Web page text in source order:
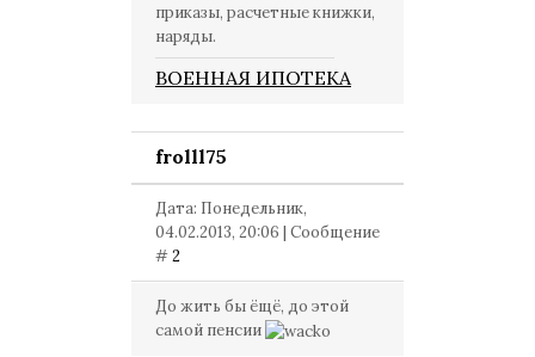
приказы, расчетные книжки,
наряды.
ВОЕННАЯ ИПОТЕКА
frolll75
Дата: Понедельник,
04.02.2013, 20:06 | Сообщение
#2
До жить бы ёщё, до этой
самой пенсии